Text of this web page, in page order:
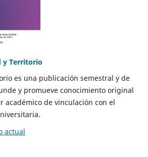
y Territorio
es una publicación semestral y de
y promueve conocimiento original
académico de vinculación con el
actual